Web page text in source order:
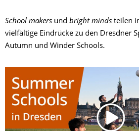
School makers und bright minds teilen
vielfältige Eindrücke zu den Dresdner
Autumn und Winder Schools.